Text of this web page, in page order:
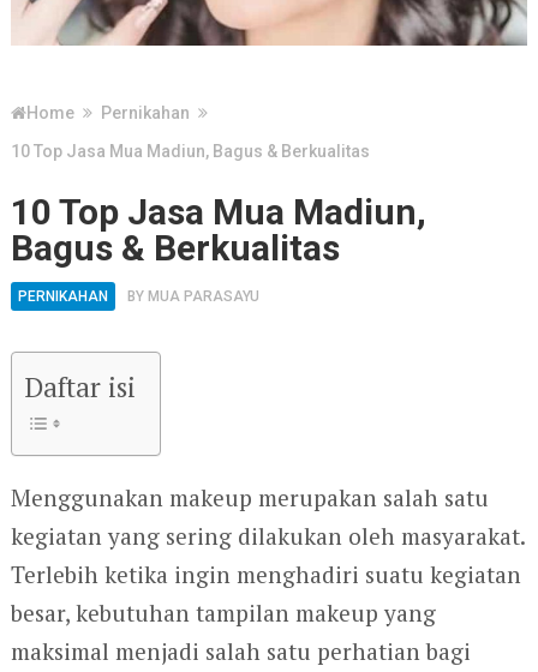
Home
Pernikahan
10 Top Jasa Mua Madiun, Bagus & Berkualitas
10 Top Jasa Mua Madiun,
Bagus & Berkualitas
PERNIKAHAN BY MUA PARASAYU
Daftar isi
Menggunakan makeup merupakan salah satu
kegiatan yang sering dilakukan oleh masyarakat.
Terlebih ketika ingin menghadiri suatu kegiatan
besar, kebutuhan tampilan makeup yang
maksimal menjadi salah satu perhatian bagi